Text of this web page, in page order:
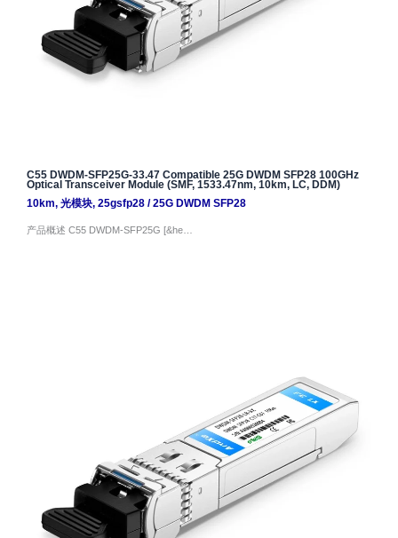
C55 DWDM-SFP25G-33.47 Compatible 25G DWDM SFP28 100GHz
Optical Transceiver Module (SMF, 1533.47nm, 10km, LC, DDM)
10km, 光模块, 25gsfp28/25G DWDM SFP28
产品概述 C55 DWDM-SFP25G [&he…